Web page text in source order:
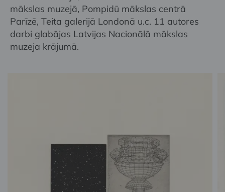
mākslas muzejā, Pompidū mākslas centrā
Parīzē, Teita galerijā Londonā u.c. 11 autores
darbi glabājas Latvijas Nacionālā mākslas
muzeja krājumā.